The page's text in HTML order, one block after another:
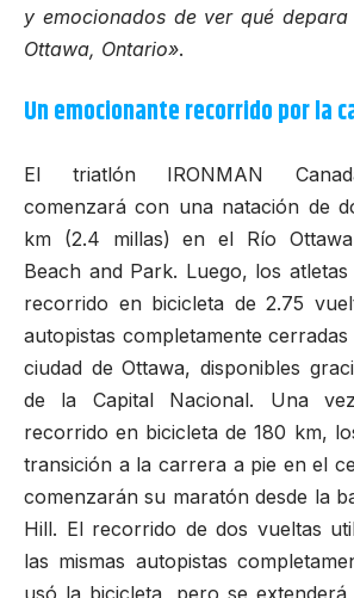
y emocionados de ver qué
Ottawa, Ontario».
Un emocionante recorrido por la
El triatlón IRONMAN
comenzará con una natación de
km (2.4 millas) en el Río Ottawa
Beach and Park. Luego, los
recorrido en bicicleta de 2.75
autopistas completamente
ciudad de Ottawa, disponibles
de la Capital Nacional. Una
recorrido en bicicleta de 180 km,
transición a la carrera a pie en el
comenzarán su maratón desde la
Hill. El recorrido de dos vueltas
las mismas autopistas